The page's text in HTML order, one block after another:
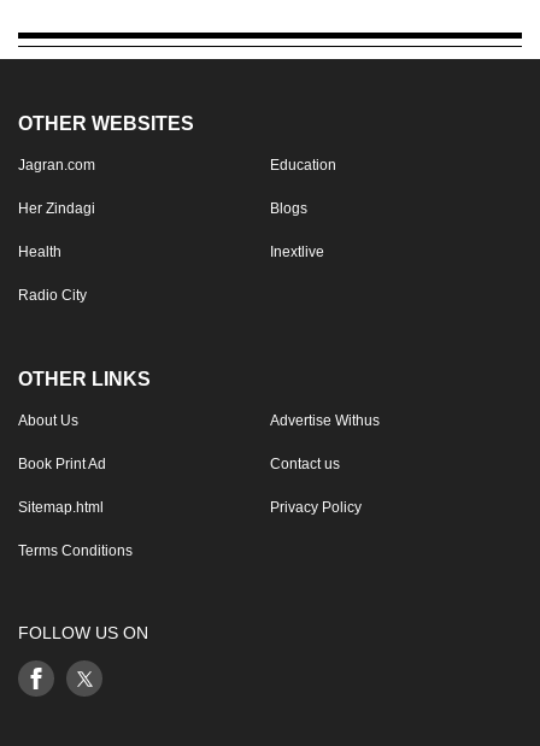
OTHER WEBSITES
Jagran.com Education
Her Zindagi Blogs
Health Inextlive
Radio City
OTHER LINKS
About Us Advertise Withus
Book Print Ad Contact us
Sitemap.html Privacy Policy
Terms Conditions
FOLLOW US ON